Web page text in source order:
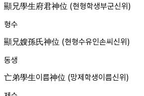
顯兄學生府君神位 (현형학생부군신위)
형수
顯兄嫂孫氏神位 (현형수유인손씨신위)
동생
亡弟學生이름神位 (망제학생이름신위)